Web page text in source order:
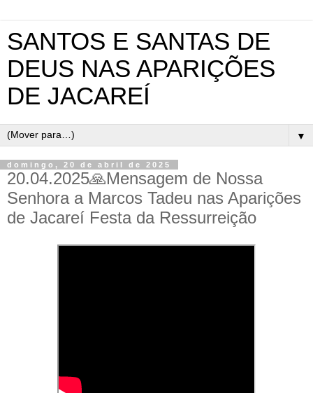
SANTOS E SANTAS DE
DEUS NAS APARIÇÕES
DE JACAREÍ
▼
domingo, 20 de abril de 2025
20.04.2025🙏Mensagem de Nossa
Senhora a Marcos Tadeu nas Aparições
de Jacareí Festa da Ressurreição